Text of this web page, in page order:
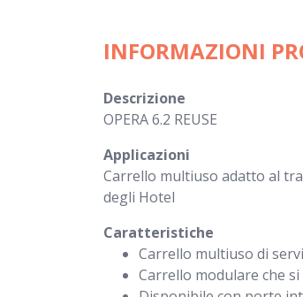
INFORMAZIONI
Descrizione
OPERA 6.2 REUSE
Applicazioni
Carrello multiuso adatto al
degli Hotel
Caratteristiche
Carrello multiuso di
Carrello modulare che